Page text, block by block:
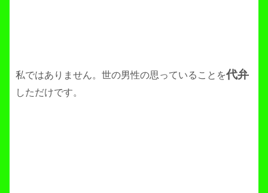
私ではありません。世の男性の思っていることを代弁
しただけです。